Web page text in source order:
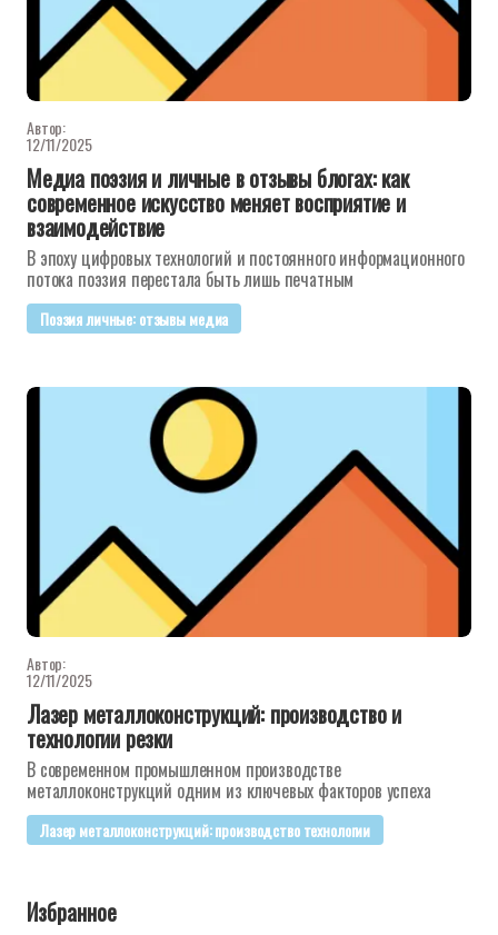
Автор:
12/11/2025
Медиа поэзия и личные в отзывы блогах: как
современное искусство меняет восприятие и
взаимодействие
В эпоху цифровых технологий и постоянного информационного
потока поэзия перестала быть лишь печатным
Поэзия личные: отзывы медиа
Автор:
12/11/2025
Лазер металлоконструкций: производство и
технологии резки
В современном промышленном производстве
металлоконструкций одним из ключевых факторов успеха
Лазер металлоконструкций: производство технологии
Избранное